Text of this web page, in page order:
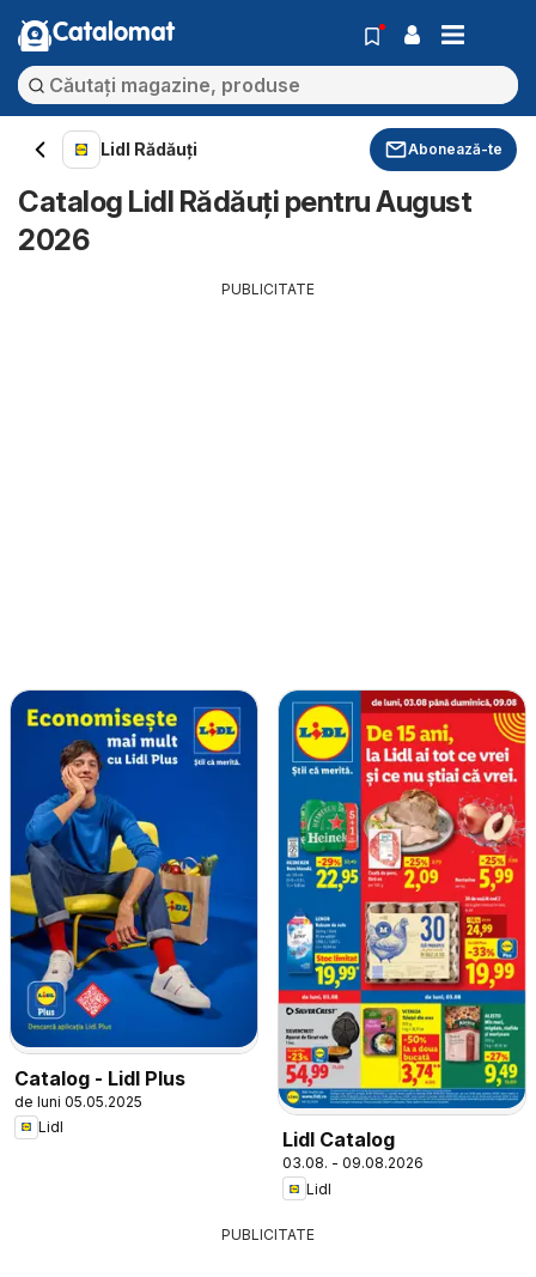
Catalomat
Lidl Rădăuți Abonează-te
Catalog Lidl Rădăuți pentru August
2026
PUBLICITATE
Catalog - Lidl Plus
de luni 05.05.2025
Lidl
Lidl Catalog
03.08. - 09.08.2026
Lidl
PUBLICITATE